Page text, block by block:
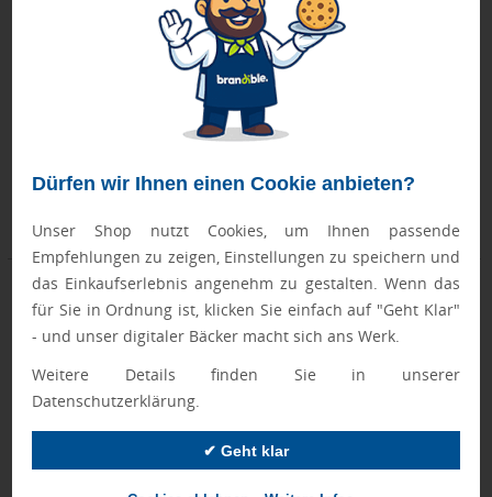
Dürfen wir Ihnen einen Cookie anbieten?
Unser Shop nutzt Cookies, um Ihnen passende
Empfehlungen zu zeigen, Einstellungen zu speichern und
das Einkaufserlebnis angenehm zu gestalten. Wenn das
für Sie in Ordnung ist, klicken Sie einfach auf "Geht Klar"
- und unser digitaler Bäcker macht sich ans Werk.
Weitere Details finden Sie in unserer
Datenschutzerklärung.
✔ Geht klar
Wellness-Geschenkset: Badeoase
ab 60 Stück
ab 25,20 €
Wellness-Geschenkset: Manila
ab 60 Stück
ab 23,70 €